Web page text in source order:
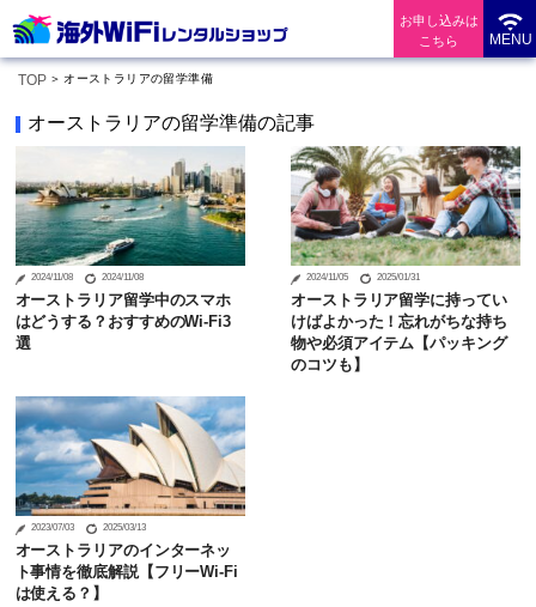
お申し込みは
こちら
MENU
TOP オーストラリアの留学準備
オーストラリアの留学準備の記事
2024/11/08 2024/11/08
オーストラリア留学中のスマホ
はどうする？おすすめのWi-Fi3
選
2024/11/05 2025/01/31
オーストラリア留学に持ってい
けばよかった！忘れがちな持ち
物や必須アイテム【パッキング
のコツも】
2023/07/03 2025/03/13
オーストラリアのインターネッ
ト事情を徹底解説【フリーWi-Fi
は使える？】